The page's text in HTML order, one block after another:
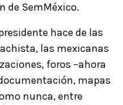
de SemMéxico.
hace de las
las mexicanas
foros –ahora
mapas
nunca, entre